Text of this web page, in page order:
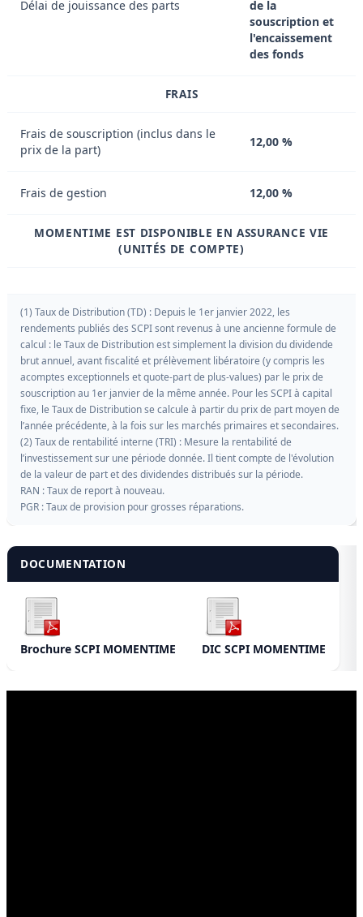
Délai de jouissance des parts
de la
souscription et
l'encaissement
des fonds
FRAIS
Frais de souscription (inclus dans le
prix de la part)
12,00 %
Frais de gestion 12,00 %
MOMENTIME EST DISPONIBLE EN ASSURANCE VIE
(UNITÉS DE COMPTE)
(1) Taux de Distribution (TD) : Depuis le 1er janvier 2022, les
rendements publiés des SCPI sont revenus à une ancienne formule de
calcul : le Taux de Distribution est simplement la division du dividende
brut annuel, avant fiscalité et prélèvement libératoire (y compris les
acomptes exceptionnels et quote-part de plus-values) par le prix de
souscription au 1er janvier de la même année. Pour les SCPI à capital
fixe, le Taux de Distribution se calcule à partir du prix de part moyen de
l’année précédente, à la fois sur les marchés primaires et secondaires.
(2) Taux de rentabilité interne (TRI) : Mesure la rentabilité de
l’investissement sur une période donnée. Il tient compte de l'évolution
de la valeur de part et des dividendes distribués sur la période.
RAN : Taux de report à nouveau.
PGR : Taux de provision pour grosses réparations.
DOCUMENTATION
Brochure SCPI MOMENTIME DIC SCPI MOMENTIME